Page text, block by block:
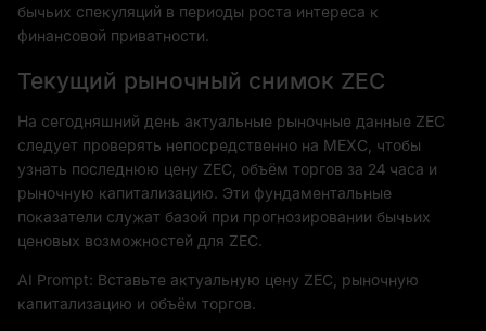
бычьих спекуляций в периоды роста интереса к
финансовой приватности.
Текущий рыночный снимок ZEC
На сегодняшний день актуальные рыночные данные ZEC
следует проверять непосредственно на MEXC, чтобы
узнать последнюю цену ZEC, объём торгов за 24 часа и
рыночную капитализацию. Эти фундаментальные
показатели служат базой при прогнозировании бычьих
ценовых возможностей для ZEC.
AI Prompt: Вставьте актуальную цену ZEC, рыночную
капитализацию и объём торгов.